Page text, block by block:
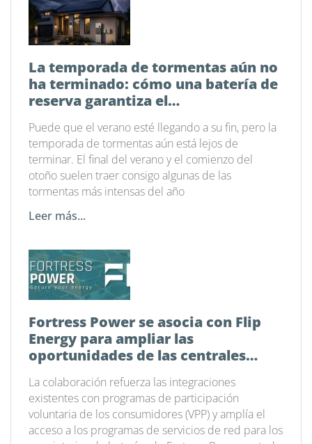
La temporada de tormentas aún no
ha terminado: cómo una batería de
reserva garantiza el
Puede que el verano esté llegando a su fin, pero la
temporada de tormentas aún está lejos de
terminar. El final del verano y el comienzo del
otoño suelen traer consigo algunas de las
tormentas más intensas del año
Leer más...
Fortress Power se asocia con Flip
Energy para ampliar las
oportunidades de las centrales
eléctricas virtuales en todo el país
La colaboración refuerza las integraciones
existentes con programas de participación
voluntaria de los consumidores (VPP) y amplía el
acceso a los programas de servicios de red para los